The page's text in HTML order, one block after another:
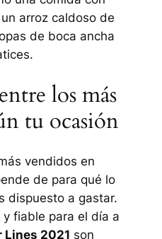
arroz caldoso de
de boca ancha
los más
tu ocasión
vendidos en
de para qué lo
dispuesto a gastar.
fiable para el día a
Lines 2021 son